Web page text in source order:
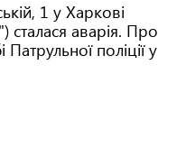
1 у Харкові
аварія. Про
поліції у